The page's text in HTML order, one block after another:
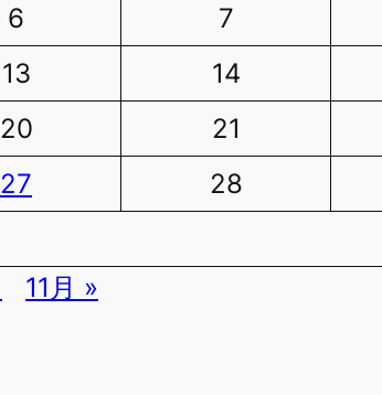
6 7
13 14
20 21
27 28
11月 »